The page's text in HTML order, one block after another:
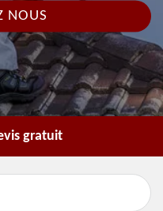
NOUS
gratuit